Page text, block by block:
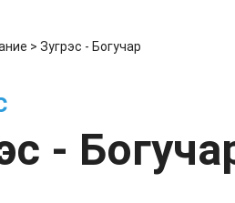
> Зугрэс - Богучар
-